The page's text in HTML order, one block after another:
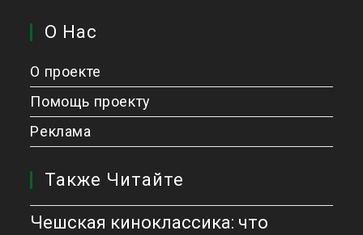
О Нас
О проекте
Помощь проекту
Реклама
Также Читайте
Чешская киноклассика: что